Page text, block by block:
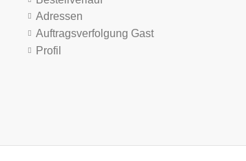
Adressen
Auftragsverfolgung Gast
Profil